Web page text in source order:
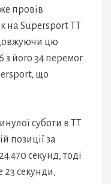
провів
на Supersport TT
цю
з його 34 перемог
що
суботи в ТТ
позиції за
секунд, тоді
23 секунди,